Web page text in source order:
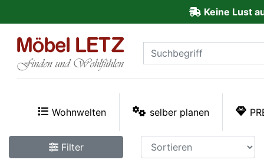
Keine Lust
Wohnwelten selber planen
Filter
Kundenmeinungen
PREMIUM
Schnell
lieferbar